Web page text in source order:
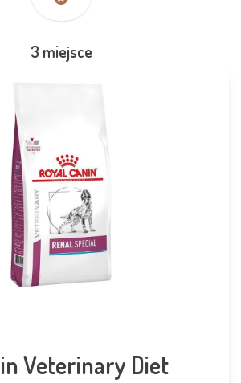
3 miejsce
Veterinary Diet